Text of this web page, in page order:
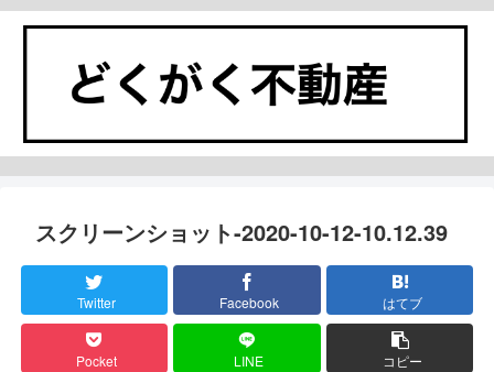
スクリーンショット-2020-10-12-10.12.39
Twitter Facebook はてブ
Pocket LINE コピー